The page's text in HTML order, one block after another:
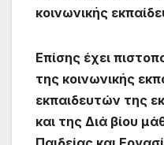
κοινωνικής
Επίσης έχει
της κοινωνικής
εκπαιδευτών της
και της Διά βίου